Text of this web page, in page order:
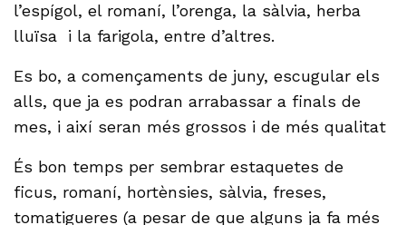
l’espígol, el romaní, l’orenga, la sàlvia, herba
lluïsa i la farigola, entre d’altres.
Es bo, a començaments de juny, escugular els
alls, que ja es podran arrabassar a finals de
mes, i així seran més grossos i de més qualitat
És bon temps per sembrar estaquetes de
ficus, romaní, hortènsies, sàlvia, freses,
tomatigueres (a pesar de que alguns ja fa més